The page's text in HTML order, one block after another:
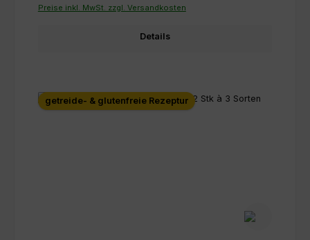
Preise inkl. MwSt. zzgl. Versandkosten
Details
getreide- & glutenfreie Rezeptur